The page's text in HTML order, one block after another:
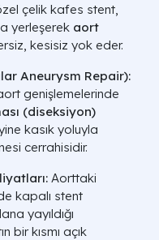
çelik kafes stent,
yerleşerek aort
kesisiz yok eder.
Aneurysm Repair):
genişlemelerinde
(diseksiyon)
kasık yoluyla
cerrahisidir.
Aorttaki
kapalı stent
yayıldığı
bir kısmı açık